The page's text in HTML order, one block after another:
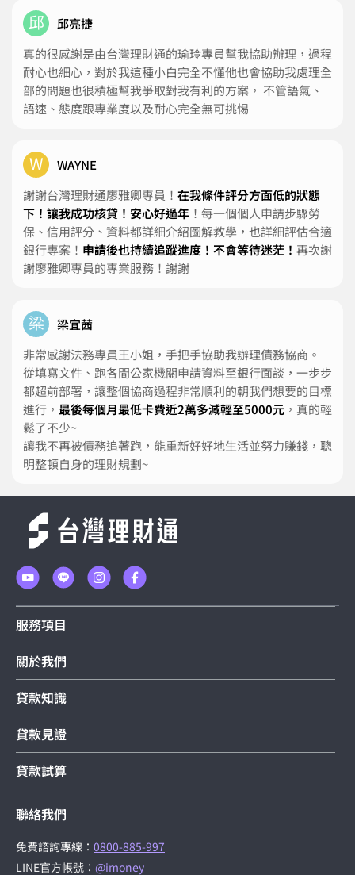
邱
邱亮捷
真的很感謝是由台灣理財通的瑜玲專員幫我協助辦理，過程
耐心也細心，對於我這種小白完全不懂他也會協助我處理全
部的問題也很積極幫我爭取對我有利的方案， 不管語氣、
語速、態度跟專業度以及耐心完全無可挑惕
W
WAYNE
謝謝台灣理財通廖雅卿專員！ 在我條件評分方面低的狀態
下！讓我成功核貸！安心好過年 ！每一個個人申請步驟勞
保、信用評分、資料都詳細介紹圖解教學，也詳細評估合適
銀行專案！ 申請後也持續追蹤進度！不會等待迷茫！ 再次謝
謝廖雅卿專員的專業服務！謝謝
梁
梁宜茜
非常感謝法務專員王小姐，手把手協助我辦理債務協商。
從填寫文件、跑各間公家機關申請資料至銀行面談，一步步
都超前部署，讓整個協商過程非常順利的朝我們想要的目標
進行， 最後每個月最低卡費近2萬多減輕至5000元 ，真的輕
鬆了不少~
讓我不再被債務追著跑，能重新好好地生活並努力賺錢，聰
明整頓自身的理財規劃~
服務項目
關於我們
貸款知識
貸款見證
貸款試算
聯絡我們
免費諮詢專線： 0800-885-997
LINE官方帳號： @imoney